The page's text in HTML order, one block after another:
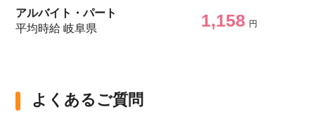
アルバイト・パート
平均時給 岐阜県
1,158 円
よくあるご質問
17,033 件
他の条件を選択